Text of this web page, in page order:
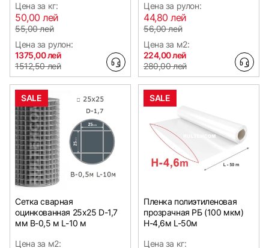
Цена за кг:
50,00 лей
55,00 лей
Цена за рулон:
1375,00 лей
1512,50 лей
Цена за рулон:
44,80 лей
56,00 лей
Цена за м2:
224,00 лей
280,00 лей
SALE
Сетка сварная
оцинкованная 25х25 D-1,7
мм B-0,5 м L-10 м
Цена за м2:
SALE
Пленка полиэтиленовая
прозрачная РБ (100 мкм)
Н-4,6м L-50м
Цена за кг: